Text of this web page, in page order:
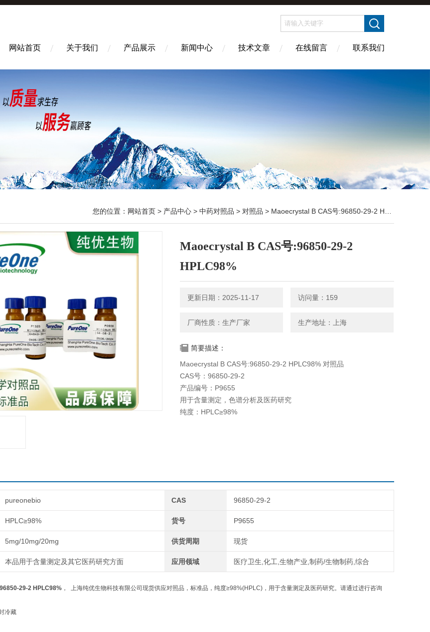
网站首页 关于我们 产品展示 新闻中心 技术文章 在线留言 联系我们
您的位置： 网站首页 > 产品中心 > 中药对照品 > 对照品 > Maoecrystal B CAS号:96850-29-2 HPLC98%
Maoecrystal B CAS号:96850-29-2
HPLC98%
更新日期：2025-11-17 访问量：159
厂商性质：生产厂家 生产地址：上海
简要描述：
Maoecrystal B CAS号:96850-29-2 HPLC98% 对照品
CAS号：96850-29-2
产品编号：P9655
用于含量测定，色谱分析及医药研究
纯度：HPLC≥98%
pureonebio CAS 96850-29-2
HPLC≥98% 货号 P9655
5mg/10mg/20mg 供货周期 现货
本品用于含量测定及其它医药研究方面 应用领域 医疗卫生,化工,生物产业,制药/生物制药,综合
29-2 HPLC98% ， 上海纯优生物科技有限公司现货供应对照品，标准品，纯度≥98%(HPLC)，用于含量测定及医药研究。请通过进行咨询
冷藏